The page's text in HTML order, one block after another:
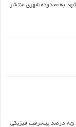
به محدوده شهری منتشر
طراحی شهری محدوده قلعه وکیل‌آباد ۸۵ درصد پیشرفت فیزیکی